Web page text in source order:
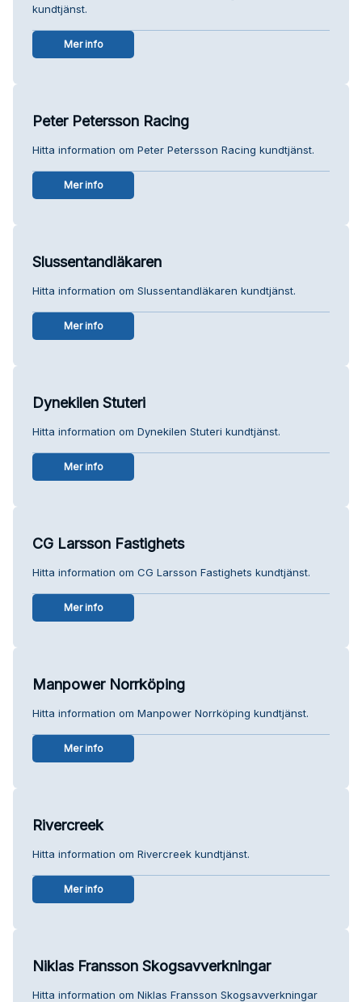
kundtjänst.
Mer info
Peter Petersson Racing
Hitta information om Peter Petersson Racing kundtjänst.
Mer info
Slussentandläkaren
Hitta information om Slussentandläkaren kundtjänst.
Mer info
Dynekilen Stuteri
Hitta information om Dynekilen Stuteri kundtjänst.
Mer info
CG Larsson Fastighets
Hitta information om CG Larsson Fastighets kundtjänst.
Mer info
Manpower Norrköping
Hitta information om Manpower Norrköping kundtjänst.
Mer info
Rivercreek
Hitta information om Rivercreek kundtjänst.
Mer info
Niklas Fransson Skogsavverkningar
Hitta information om Niklas Fransson Skogsavverkningar